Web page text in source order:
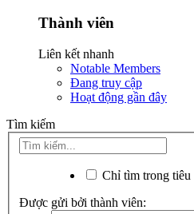
Thành viên
Liên kết nhanh
Notable Members
Đang truy cập
Hoạt động gần đây
Tìm kiếm
Chỉ tìm trong tiêu
Được gửi bởi thành viên: